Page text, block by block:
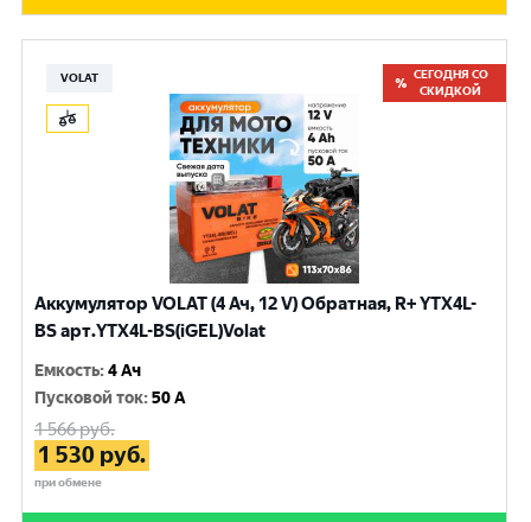
VOLAT
СЕГОДНЯ СО
СКИДКОЙ
Аккумулятор VOLAT (4 Ач, 12 V) Обратная, R+ YTX4L-
BS арт.YTX4L-BS(iGEL)Volat
Емкость:4 Ач
Пусковой ток:50 A
1 566руб.
1 530 руб.
при обмене